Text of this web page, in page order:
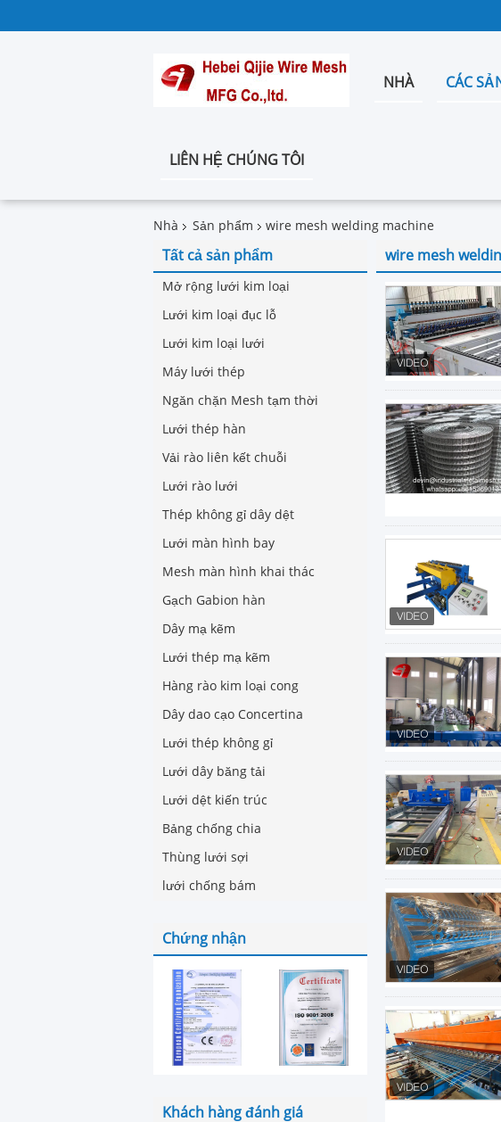
NHÀ CÁC
LIÊN HỆ CHÚNG TÔI
Nhà Sản phẩm wire mesh welding machine
Tất cả sản phẩm
Mở rộng lưới kim loại
Lưới kim loại đục lỗ
Lưới kim loại lưới
Máy lưới thép
Ngăn chặn Mesh tạm thời
Lưới thép hàn
Vải rào liên kết chuỗi
Lưới rào lưới
Thép không gỉ dây dệt
Lưới màn hình bay
Mesh màn hình khai thác
Gạch Gabion hàn
Dây mạ kẽm
Lưới thép mạ kẽm
Hàng rào kim loại cong
Dây dao cạo Concertina
Lưới thép không gỉ
Lưới dây băng tải
Lưới dệt kiến ​​​​trúc
Bảng chống chia
Thùng lưới sợi
lưới chống bám
Chứng nhận
Khách hàng đánh giá
wire mesh